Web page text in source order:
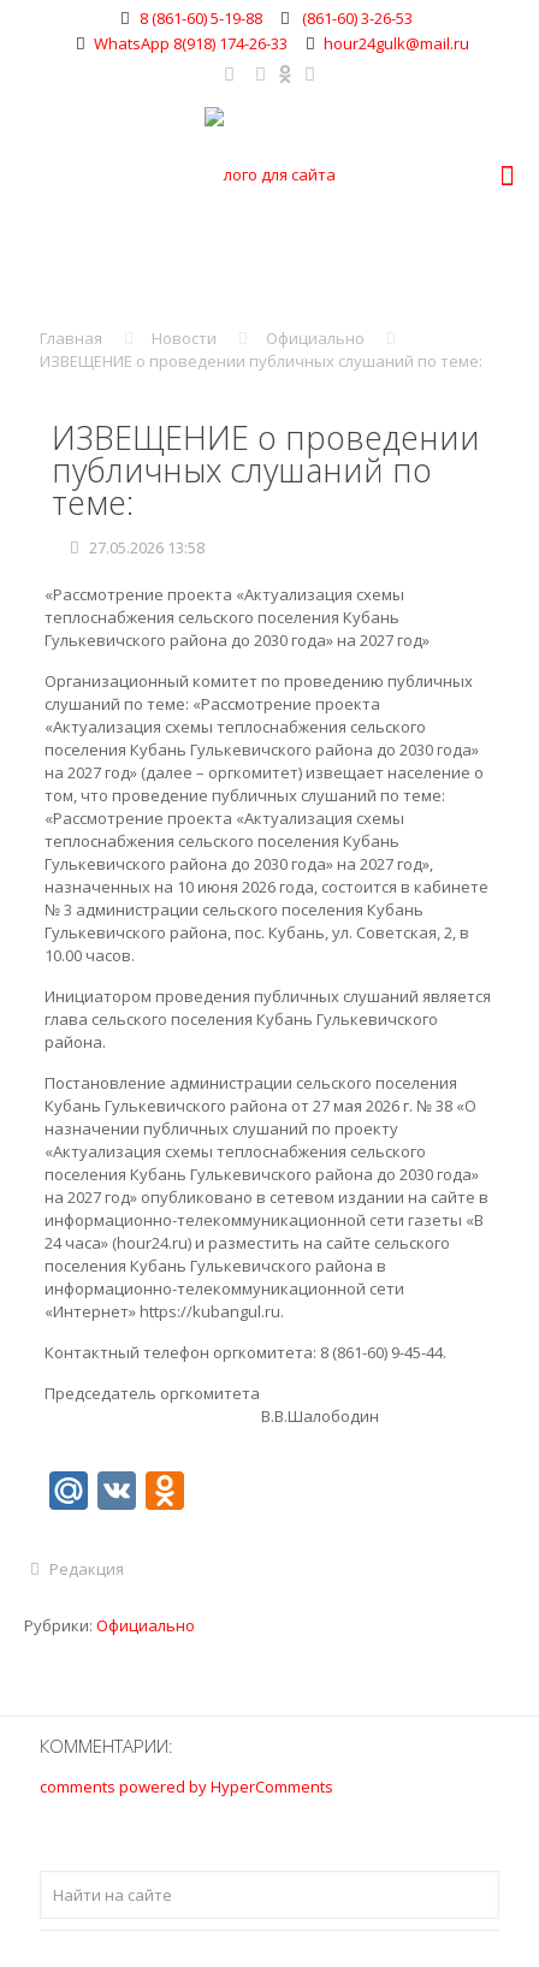
8 (861-60) 5-19-88
(861-60) 3-26-53
WhatsApp 8(918) 174-26-33
hour24gulk@mail.ru
Главная Новости
Официально
ИЗВЕЩЕНИЕ о проведении публичных слушаний по теме:
ИЗВЕЩЕНИЕ о проведении
публичных слушаний по
теме:
27.05.2026 13:58
«Рассмотрение проекта «Актуализация схемы
теплоснабжения сельского поселения Кубань
Гулькевичского района до 2030 года» на 2027 год»
Организационный комитет по проведению публичных
слушаний по теме: «Рассмотрение проекта
«Актуализация схемы теплоснабжения сельского
поселения Кубань Гулькевичского района до 2030 года»
на 2027 год» (далее – оргкомитет) извещает население о
том, что проведение публичных слушаний по теме:
«Рассмотрение проекта «Актуализация схемы
теплоснабжения сельского поселения Кубань
Гулькевичского района до 2030 года» на 2027 год»,
назначенных на 10 июня 2026 года, состоится в кабинете
№ 3 администрации сельского поселения Кубань
Гулькевичского района, пос. Кубань, ул. Советская, 2, в
10.00 часов.
Инициатором проведения публичных слушаний является
глава сельского поселения Кубань Гулькевичского
района.
Постановление администрации сельского поселения
Кубань Гулькевичского района от 27 мая 2026 г. № 38 «О
назначении публичных слушаний по проекту
«Актуализация схемы теплоснабжения сельского
поселения Кубань Гулькевичского района до 2030 года»
на 2027 год» опубликовано в сетевом издании на сайте в
информационно-телекоммуникационной сети газеты «В
24 часа» (hour24.ru) и разместить на сайте сельского
поселения Кубань Гулькевичского района в
информационно-телекоммуникационной сети
«Интернет» https://kubangul.ru.
Контактный телефон оргкомитета: 8 (861-60) 9-45-44.
Председатель оргкомитета
В.В.Шалободин
Mail.Ru
VKOdnoklassniki
Редакция
Рубрики: Официально
КОММЕНТАРИИ:
comments powered by HyperComments